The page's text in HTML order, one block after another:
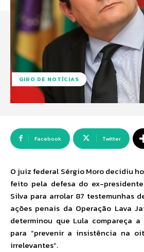
GIRO DE NOTÍCIAS
Facebook Twitter
O juiz federal Sérgio Moro decidiu
feito pela defesa do ex-
Silva para arrolar 87 testemunhas
ações penais da Operação Lava
determinou que Lula compareça
para “prevenir a insistência na
irrelevantes”.